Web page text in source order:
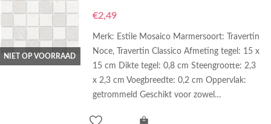
NIET OP VOORRAAD
€2,49
Merk: Estile Mosaico Marmersoort: Travertin
Noce, Travertin Classico Afmeting tegel: 15 x
15 cm Dikte tegel: 0,8 cm Steengrootte: 2,3
x 2,3 cm Voegbreedte: 0,2 cm Oppervlak:
getrommeld Geschikt voor zowel…